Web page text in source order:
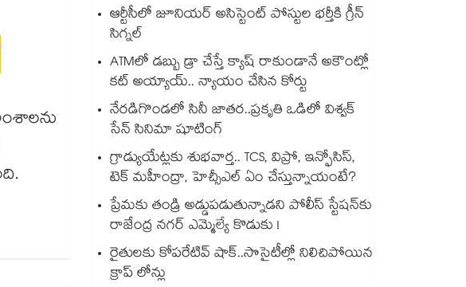
ఆర్టీసీలో జూనియర్ అసిస్టెంట్‌‌ పోస్టుల భర్తీకి గ్రీన్‌‌
సిగ్నల్
ATMలో డబ్బు డ్రా చేస్తే క్యాష్ రాకుండానే అకౌంట్లో
కట్ అయ్యాయ్.. న్యాయం చేసిన కోర్టు
నేరడిగొండలో సినీ జాతర..ప్రకృతి ఒడిలో విశ్వక్
సేన్ సినిమా షూటింగ్
గ్రాడ్యుయేట్లకు శుభవార్త.. TCS, విప్రో, ఇన్ఫోసిస్,
టెక్ మహీంద్రా, హెచ్సీఎల్ ఏం చేస్తున్నాయంటే?
ప్రేమకు తండ్రి అడ్డుపడుతున్నాడని పోలీస్ స్టేషన్⁪కు
రాజేంద్ర నగర్ ఎమ్మెల్యే కొడుకు !
రైతులకు కోపరేటివ్ షాక్..సొసైటీల్లో నిలిచిపోయిన
క్రాప్ లోన్లు